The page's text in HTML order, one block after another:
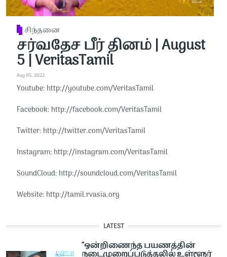
சிந்தனை
சர்வதேச பீர் தினம் | August
5 | VeritasTamil
Aug 05, 2022
Youtube: http://youtube.com/VeritasTamil​​
Facebook: http://facebook.com/VeritasTamil​​
Twitter: http://twitter.com/VeritasTamil​​
Instagram: http://instagram.com/VeritasTamil​​
SoundCloud: http://soundcloud.com/VeritasTamil​​
Website: http://tamil.rvasia.org
LATEST
“ஒன்றிணைந்த பயணத்தின்
நடைமுறைப்படுத்தலில் உள்ளூர்